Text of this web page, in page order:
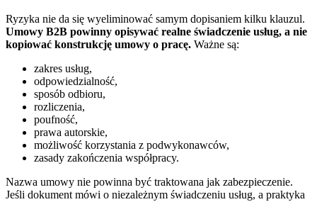
Ryzyka nie da się wyeliminować samym dopisaniem kilku klauzul.
Umowy B2B powinny opisywać realne świadczenie usług, a nie
kopiować konstrukcję umowy o pracę. Ważne są:
zakres usług,
odpowiedzialność,
sposób odbioru,
rozliczenia,
poufność,
prawa autorskie,
możliwość korzystania z podwykonawców,
zasady zakończenia współpracy.
Nazwa umowy nie powinna być traktowana jak zabezpieczenie.
Jeśli dokument mówi o niezależnym świadczeniu usług, a praktyka